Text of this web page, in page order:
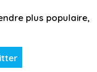
plus populaire,